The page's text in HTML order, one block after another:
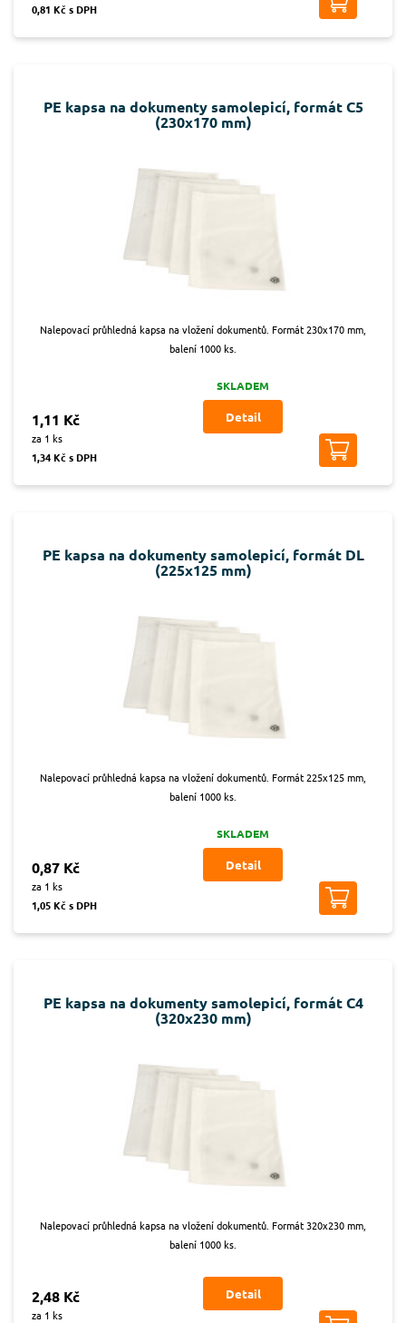
0,81 Kč s DPH
PE kapsa na dokumenty samolepicí, formát C5
(230x170 mm)
Nalepovací průhledná kapsa na vložení dokumentů. Formát 230x170 mm,
balení 1000 ks.
1,11 Kč
za 1 ks
1,34 Kč s DPH
SKLADEM
Detail
PE kapsa na dokumenty samolepicí, formát DL
(225x125 mm)
Nalepovací průhledná kapsa na vložení dokumentů. Formát 225x125 mm,
balení 1000 ks.
0,87 Kč
za 1 ks
1,05 Kč s DPH
SKLADEM
Detail
PE kapsa na dokumenty samolepicí, formát C4
(320x230 mm)
Nalepovací průhledná kapsa na vložení dokumentů. Formát 320x230 mm,
balení 1000 ks.
2,48 Kč
za 1 ks
Detail